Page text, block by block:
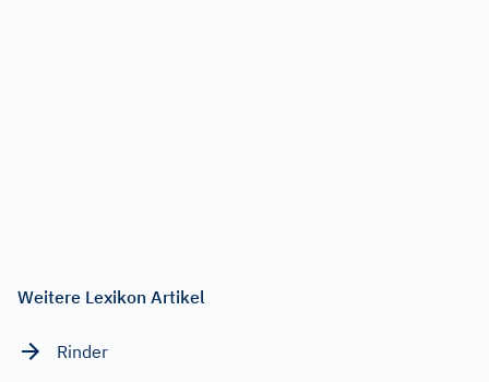
Weitere Lexikon Artikel
Rinder